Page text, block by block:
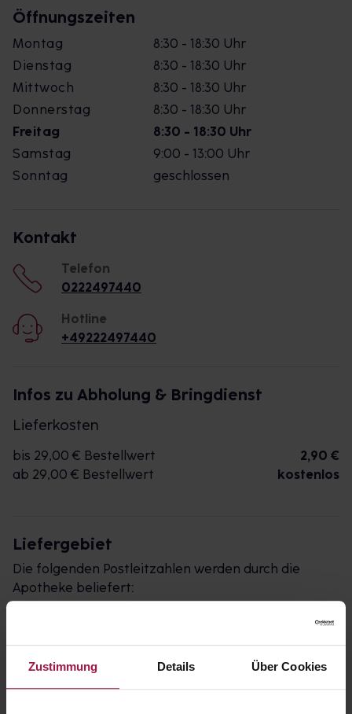
Zustimmung Details Über Cookies
Öffnungszeiten
Montag
8:30 - 18:30 Uhr
Dienstag
8:30 - 18:30 Uhr
Mittwoch
8:30 - 18:30 Uhr
Donnerstag
8:30 - 18:30 Uhr
Freitag
8:30 - 18:30 Uhr
Samstag
9:00 - 13:00 Uhr
Sonntag
geschlossen
Kontakt
Telefon
0222497440
Hotline
+49222497440
Infos zu Abholung & Bringdienst
Lieferkosten
bis 29,00 € Bestellwert
2,90 €
ab 29,00 € Bestellwert
kostenlos
Liefergebiet
Die folgenden Postleitzahlen werden durch die
Apotheke beliefert:
53560, 53577, 53578, 53604
Impressum AGB Widerrufsbelehrung Datenschutz